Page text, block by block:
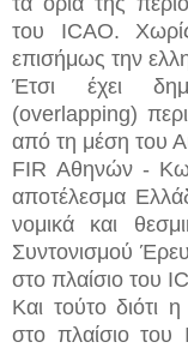
του ICAO.
επισήμως την
Έτσι έχει
(overlapping)
από τη μέση του
FIR Αθηνών -
αποτέλεσμα
νομικά και
Συντονισμού
στο πλαίσιο του
Και τούτο διότι
στο πλαίσιο του